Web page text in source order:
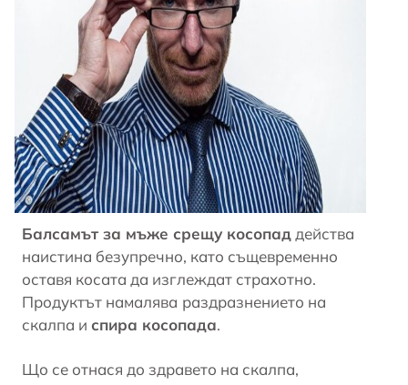
Балсамът за мъже срещу косопад действа
наистина безупречно, като същевременно
оставя косата да изглеждат страхотно.
Продуктът намалява раздразнението на
скалпа и спира косопада.
Що се отнася до здравето на скалпа,